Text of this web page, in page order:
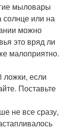
мыловары
или на
можно
это вряд ли
малоприятно.
ложки, если
Поставьте
не все сразу,